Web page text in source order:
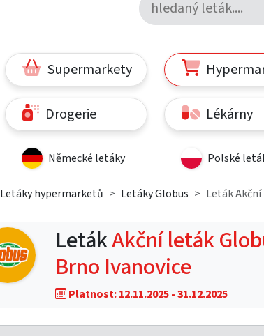
Supermarkety
Drogerie Lékárny
Německé letáky Polské
Letáky hypermarketů Letáky Globus Leták Akční
LetákAkční leták
Brno Ivanovice
Platnost: 12.11.2025 - 31.12.2025